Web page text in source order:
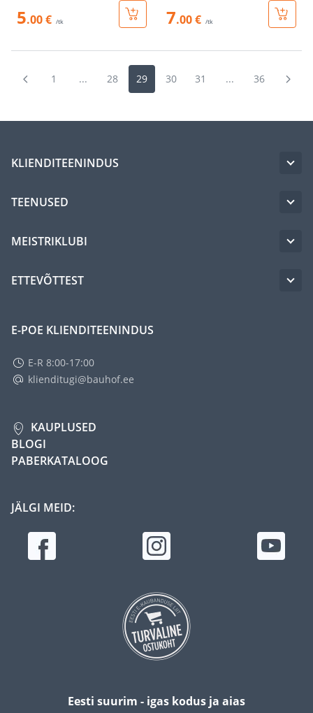
5.00 € /tk 7.00 € /tk
1 ... 28 29 30 31 ... 36
KLIENDITEENINDUS
TEENUSED
MEISTRIKLUBI
ETTEVÕTTEST
E-POE KLIENDITEENINDUS
E-R 8:00-17:00
klienditugi@bauhof.ee
KAUPLUSED
BLOGI
PABERKATALOOG
JÄLGI MEID:
Eesti suurim - igas kodus ja aias